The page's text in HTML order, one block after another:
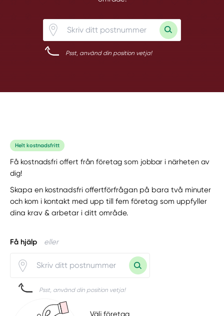
Psst, använd din position vetja!
Helt kostnadsfritt
Få kostnadsfri offert från företag som jobbar i närheten av
dig!
Skapa en kostnadsfri offertförfrågan på bara två minuter
och kom i kontakt med upp till fem företag som uppfyller
dina krav & arbetar i ditt område.
Få hjälp eller
Psst, använd din position vetja!
Välj företag